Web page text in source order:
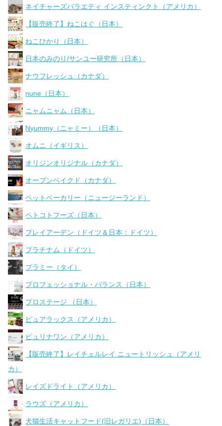
ネイチャーズバラエティ インスティンクト（アメリカ）
【販売終了】ねこはぐ（日本）
ねこひかり（日本）
日本のみのり/サンユー研究所（日本）
ナウフレッシュ（カナダ）
nune（日本）
ニャムニャム（日本）
Nyummy（ニャミー）（日本）
オムニ（イギリス）
オリジンオリジナル（カナダ）
オーブンベイクド（カナダ）
ペットベーカリー（ニュージーランド）
ペトコトフーズ（日本）
プレイアーデン（ドイツ＆日本：ドイツ）
プラチナム（ドイツ）
プラミー（タイ）
プロフェッショナル・バランス（日本）
プロステージ （日本）
ピュアラックス（アメリカ）
ピュリナワン（アメリカ）
【販売終了】レイチェルレイ ニュートリッシュ（アメリ
カ）
レイズドライト（アメリカ）
ラウズ（アメリカ）
犬猫生活キャットフード(旧レガリエ)（日本）